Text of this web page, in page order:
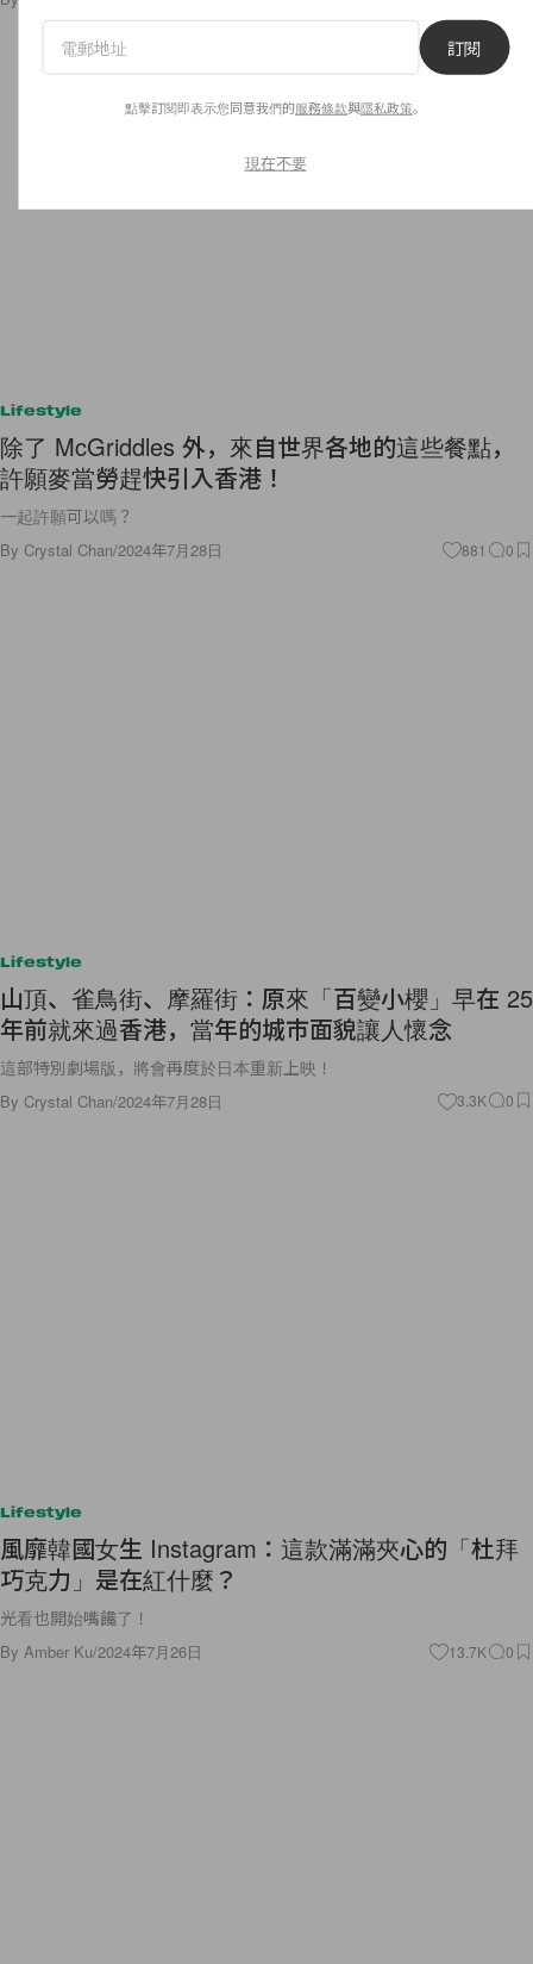
Lifestyle
除了 McGriddles 外，來自世界各地的這些餐點，
許願麥當勞趕快引入香港！
一起許願可以嗎？
By Crystal Chan/2024年7月28日 881 0
Lifestyle
山頂、雀鳥街、摩羅街：原來「百變小櫻」早在 25
年前就來過香港，當年的城市面貌讓人懷念
這部特別劇場版，將會再度於日本重新上映！
By Crystal Chan/2024年7月28日 3.3K 0
Lifestyle
風靡韓國女生 Instagram：這款滿滿夾心的「杜拜
巧克力」是在紅什麼？
光看也開始嘴饞了！
By Amber Ku/2024年7月26日 13.7K 0
訂閱
點擊訂閱即表示您同意我們的服務條款與隱私政策。
現在不要